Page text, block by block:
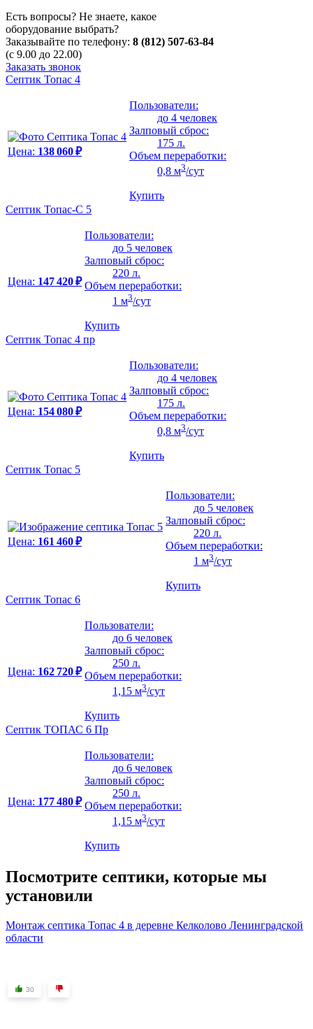
Есть вопросы? Не знаете, какое
оборудование выбрать?
Заказывайте по телефону: 8 (812) 507-63-84
(с 9.00 до 22.00)
Заказать звонок
Септик Топас 4
Цена: 138 060 ₽
Пользователи:
до 4 человек
Залповый сброс:
175 л.
Объем переработки:
0,8 м3/сут
Купить
Септик Топас-С 5
Цена: 147 420 ₽
Пользователи:
до 5 человек
Залповый сброс:
220 л.
Объем переработки:
1 м3/сут
Купить
Септик Топас 4 пр
Цена: 154 080 ₽
Пользователи:
до 4 человек
Залповый сброс:
175 л.
Объем переработки:
0,8 м3/сут
Купить
Септик Топас 5
Цена: 161 460 ₽
Пользователи:
до 5 человек
Залповый сброс:
220 л.
Объем переработки:
1 м3/сут
Купить
Септик Топас 6
Цена: 162 720 ₽
Пользователи:
до 6 человек
Залповый сброс:
250 л.
Объем переработки:
1,15 м3/сут
Купить
Септик ТОПАС 6 Пр
Цена: 177 480 ₽
Пользователи:
до 6 человек
Залповый сброс:
250 л.
Объем переработки:
1,15 м3/сут
Купить
Посмотрите септики, которые мы
установили
Монтаж септика Топас 4 в деревне Келколово Ленинградской
области
30